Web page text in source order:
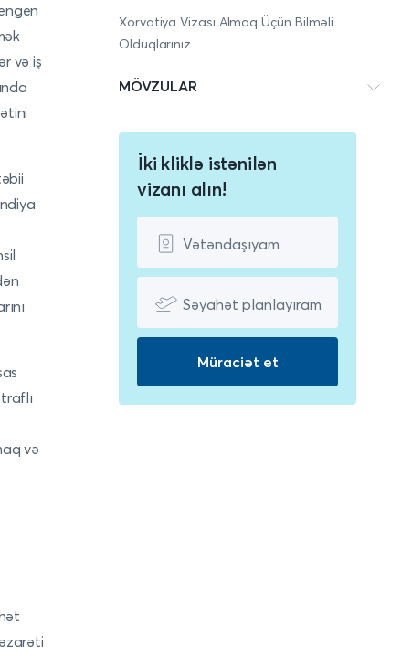
və iş
və
Xorvatiya Vizası Almaq Üçün Bilməli
Olduqlarınız
MÖVZULAR
İki kliklə istənilən
vizanı alın!
Vətəndaşıyam
Səyahət planlayıram
Müraciət et